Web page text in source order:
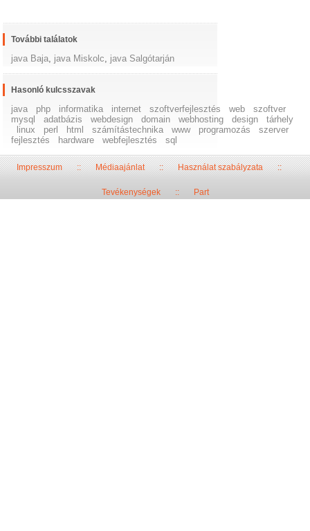
További találatok
java Baja, java Miskolc, java Salgótarján
Hasonló kulcsszavak
java php informatika internet szoftverfejlesztés web
szoftver
mysql
adatbázis webdesign domain webhosting design
tárhely
linux
perl html számítástechnika www programozás
szerver
fejlesztés
hardware webfejlesztés sql
Impresszum::Médiaajánlat::Használat szabályzata::
Tevékenységek:: Part